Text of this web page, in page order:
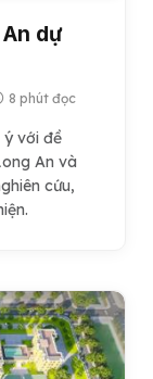
dự
8 phút đọc
ý với đề
An và
cứu,